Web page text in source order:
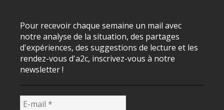
Pour recevoir chaque semaine un mail avec
notre analyse de la situation, des partages
d'expériences, des suggestions de lecture et les
rendez-vous d'a2c, inscrivez-vous à notre
newsletter !